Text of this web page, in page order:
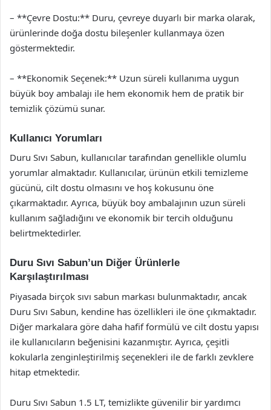
– **Çevre Dostu:** Duru, çevreye duyarlı bir marka olarak,
ürünlerinde doğa dostu bileşenler kullanmaya özen
göstermektedir.
– **Ekonomik Seçenek:** Uzun süreli kullanıma uygun
büyük boy ambalajı ile hem ekonomik hem de pratik bir
temizlik çözümü sunar.
Kullanıcı Yorumları
Duru Sıvı Sabun, kullanıcılar tarafından genellikle olumlu
yorumlar almaktadır. Kullanıcılar, ürünün etkili temizleme
gücünü, cilt dostu olmasını ve hoş kokusunu öne
çıkarmaktadır. Ayrıca, büyük boy ambalajının uzun süreli
kullanım sağladığını ve ekonomik bir tercih olduğunu
belirtmektedirler.
Duru Sıvı Sabun’un Diğer Ürünlerle
Karşılaştırılması
Piyasada birçok sıvı sabun markası bulunmaktadır, ancak
Duru Sıvı Sabun, kendine has özellikleri ile öne çıkmaktadır.
Diğer markalara göre daha hafif formülü ve cilt dostu yapısı
ile kullanıcıların beğenisini kazanmıştır. Ayrıca, çeşitli
kokularla zenginleştirilmiş seçenekleri ile de farklı zevklere
hitap etmektedir.
Duru Sıvı Sabun 1.5 LT, temizlikte güvenilir bir yardımcı